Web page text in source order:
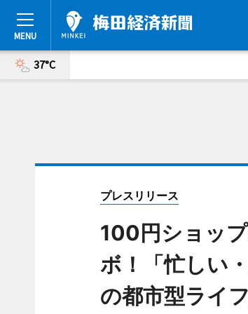
37°C
プレスリリース
100円ショッ
ボ！「忙しい
の都市型ライ